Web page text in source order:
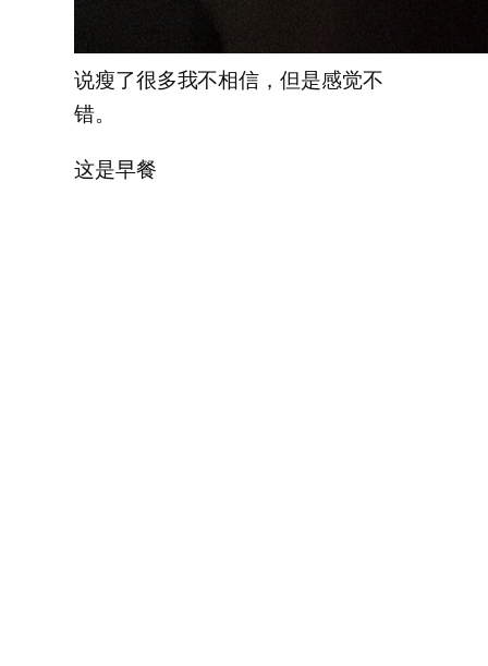
说瘦了很多我不相信，但是感觉不
错。
这是早餐